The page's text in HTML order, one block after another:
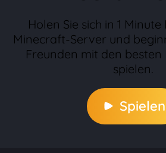
Holen Sie sich in 1
Minecraft-Server und
Freunden mit den besten
spielen.
Spielen